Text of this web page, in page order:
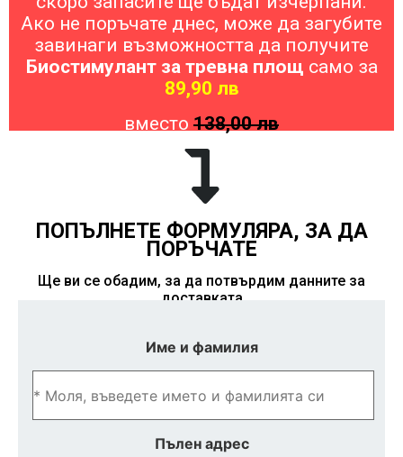
Ако не поръчате днес, може да загубите
завинаги възможността да получите
Биостимулант за тревна площ само за
89,90 лв
вместо 138,00 лв
ПОПЪЛНЕТЕ ФОРМУЛЯРА, ЗА ДА
ПОРЪЧАТЕ
Ще ви се обадим, за да потвърдим данните за
доставката
Име и фамилия
Пълен адрес